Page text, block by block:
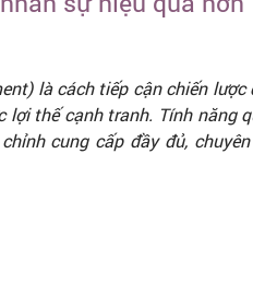
là cách tiếp cận chiến lược
thế cạnh tranh. Tính năng
cung cấp đầy đủ,